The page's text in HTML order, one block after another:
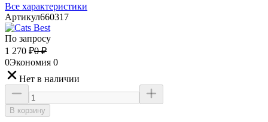
Все характеристики
Артикул660317
По запросу
1 270 ₽0 ₽
0Экономия 0
Нет в наличии
В корзину